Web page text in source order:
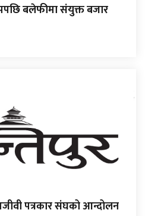
बलेफीमा संयुक्त बजार
पत्रकार संघको आन्दोलन